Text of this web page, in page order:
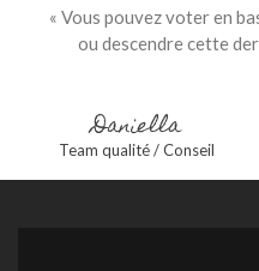
« Vous pouvez voter en
ou descendre cette
Daniella
Team qualité / Conseil